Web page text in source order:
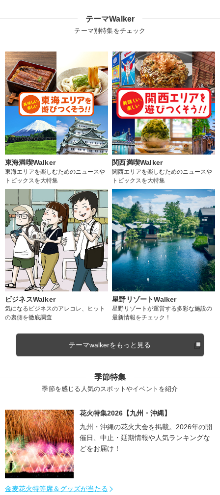
テーマWalker
テーマ別特集をチェック
東海満喫Walker
東海エリアを楽しむためのニュースや
トピックスを大特集
関西満喫Walker
関西エリアを楽しむためのニュースや
トピックスを大特集
ビジネスWalker
気になるビジネスのアレコレ、ヒット
の裏側を徹底調査
星野リゾートWalker
星野リゾートが運営する多彩な施設の
最新情報をチェック！
テーマwalkerをもっと見る
季節特集
季節を感じる人気のスポットやイベントを紹介
花火特集2026【九州・沖縄】
九州・沖縄の花火大会を掲載。2026年の開
催日、中止・延期情報や人気ランキングな
どをお届け！
金麦花火特等席＆グッズが当たる